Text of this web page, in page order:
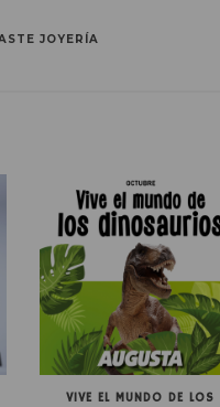
JOYERÍA
VIVE EL MUNDO DE LOS